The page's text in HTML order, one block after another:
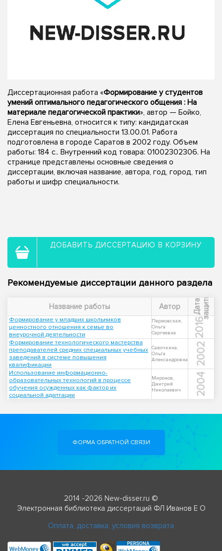
Диссертационная работа «Формирование у студентов
умений оптимального педагогического общения : На
материале педагогической практики», автор — Бойко,
Елена Евгеньевна, относится к типу: кандидатская
диссертация по специальности 13.00.01. Работа
подготовлена в городе Саратов в 2002 году. Объем
работы: 184 с.. Внутренний код товара: 01002302306. На
странице представлены основные сведения о
диссертации, включая название, автора, год, город, тип
работы и шифр специальности.
ДОБАВИТЬ ДИССЕРТАЦИЮ В КОРЗИНУ
Рекомендуемые диссертации данного раздела
Название работы Автор Д
а
т
а
з
а
щ
и
т ы
Формирование у младших школьников
ценностного отношения к семье во
внеурочной деятельности
Пермовская,
Ольга
Сергеевна
2016
Формирование технологического мастерства
преподавателей средних специальных учебных
заведений в системе повышения
квалификации
Савочкина,
Ольга
Александровна
2002
Использование информационно-
образовательных технологий в процессе
обучения осужденных как фактор их
социальной адаптации
Миронов,
Дмитрий
Николаевич
2004
ФОРМА ОБРАТНОЙ СВЯЗИ
2014 -2026 New-disser.ru ©
Электронная библиотека диссертаций ФЛ Иванов Е О
Оплата, доставка, условия возврата